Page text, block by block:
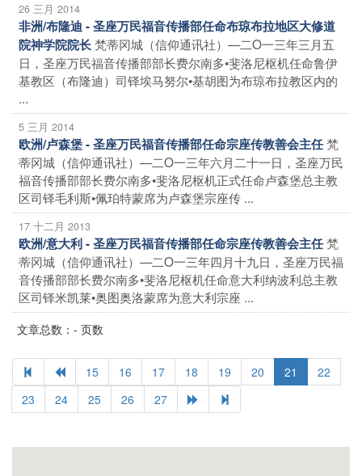
26 三月 2014
非洲/布隆迪 - 圣座万民福音传播部任命布琼布拉地区大修道
院神学院院长梵蒂冈城（信仰通讯社）—二O一三年三月五
日，圣座万民福音传播部部长费尔南多•斐洛尼枢机任命鲁伊
基教区（布隆迪）司铎埃马努尔•基胡图为布琼布拉教区内的
...
5 三月 2014
欧洲/卢森堡 - 圣座万民福音传播部任命宗座传教善会主任梵
蒂冈城（信仰通讯社）—二O一三年六月二十一日，圣座万民
福音传播部部长费尔南多•斐洛尼枢机正式任命卢森堡总主教
区司铎毛利斯•佩珀特蒙席为卢森堡宗座传 ...
17 十二月 2013
欧洲/意大利 - 圣座万民福音传播部任命宗座传教善会主任梵
蒂冈城（信仰通讯社）—二O一三年四月十九日，圣座万民福
音传播部部长费尔南多•斐洛尼枢机任命意大利纳波利总主教
区司铎米凯莱•奥图奥洛蒙席为意大利宗座 ...
文章总数：- 页数
15 16 17 18 19 20 21
22
23
24 25 26 27